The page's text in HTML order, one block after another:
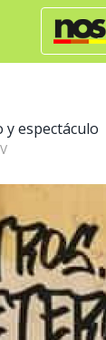
espectáculo